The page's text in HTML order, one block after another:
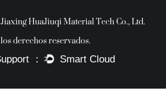
HuaJiuqi Material Tech Co., Ltd.
derechos reservados.